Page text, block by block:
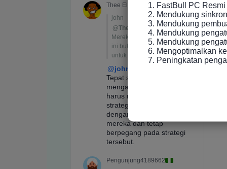
1. FastBull PC
2. Mendukung
3. Mendukung
4. Mendukung
5. Mendukung
6. Mengoptimalkan
7. Peningkatan